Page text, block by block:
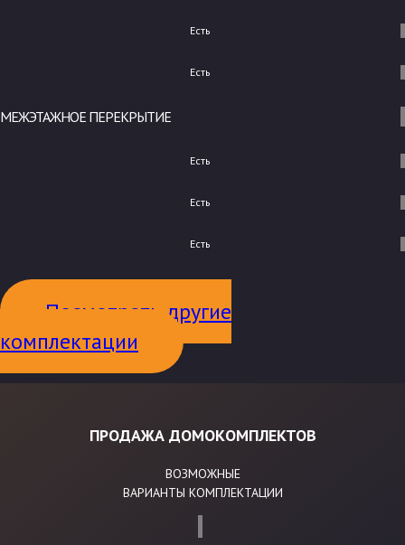
Есть
Есть
МЕЖЭТАЖНОЕ ПЕРЕКРЫТИЕ
Есть
Есть
Есть
Посмотреть другие
комплектации
ПРОДАЖА ДОМОКОМПЛЕКТОВ
ВОЗМОЖНЫЕ
ВАРИАНТЫ КОМПЛЕКТАЦИИ